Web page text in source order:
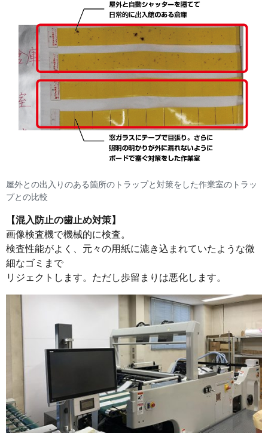
屋外との出入りのある箇所のトラップと対策をした作業室のトラッ
プとの比較
【混入防止の歯止め対策】
画像検査機で機械的に検査。
検査性能がよく、元々の用紙に漉き込まれていたような微
細なゴミまで
リジェクトします。ただし歩留まりは悪化します。